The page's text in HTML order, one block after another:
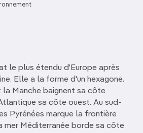
le plus étendu d'Europe après
Elle a la forme d'un hexagone.
la Manche baignent sa côte
sa côte ouest. Au sud-
Pyrénées marque la frontière
mer Méditerranée borde sa côte